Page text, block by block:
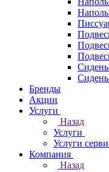
Бренды
Акции
Услуги
Назад
Услуги
Услуги
Компания
Назад